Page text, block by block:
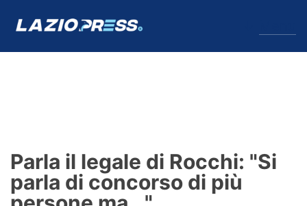
Formello
Parla il legale di Rocchi: "Si
parla di concorso di più